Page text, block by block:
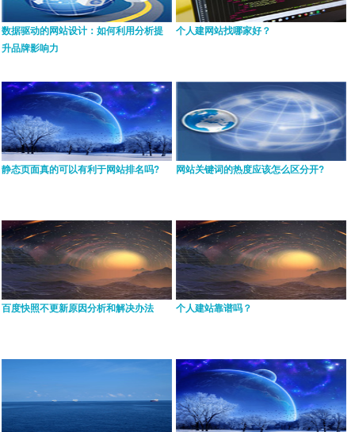
数据驱动的网站设计：如何利用分析提
升品牌影响力
个人建网站找哪家好？
静态页面真的可以有利于网站排名吗? 网站关键词的热度应该怎么区分开?
百度快照不更新原因分析和解决办法 个人建站靠谱吗？